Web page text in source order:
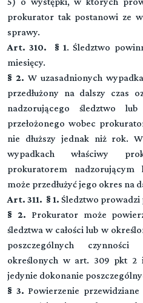
prokurator tak postanowi ze
sprawy.
Art. 310. § 1. Śledztwo
miesięcy.
§ 2. W uzasadnionych
przedłużony na dalszy czas
nadzorującego śledztwo
przełożonego wobec
nie dłuższy jednak niż rok.
wypadkach właściwy
prokuratorem nadzorującym
może przedłużyć jego okres na
Art. 311. § 1. Śledztwo
§ 2. Prokurator może
śledztwa w całości lub w
poszczególnych
określonych w art. 309 pkt 2
jedynie dokonanie
§ 3. Powierzenie